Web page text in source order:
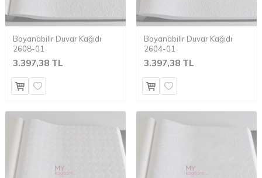
Boyanabilir Duvar Kağıdı
2608-01
3.397,38 TL
Boyanabilir Duvar Kağıdı
2604-01
3.397,38 TL